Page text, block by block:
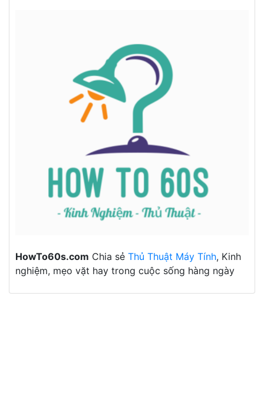
HowTo60s.com Chia sẻ Thủ Thuật Máy Tính, Kinh
nghiệm, mẹo vặt hay trong cuộc sống hàng ngày